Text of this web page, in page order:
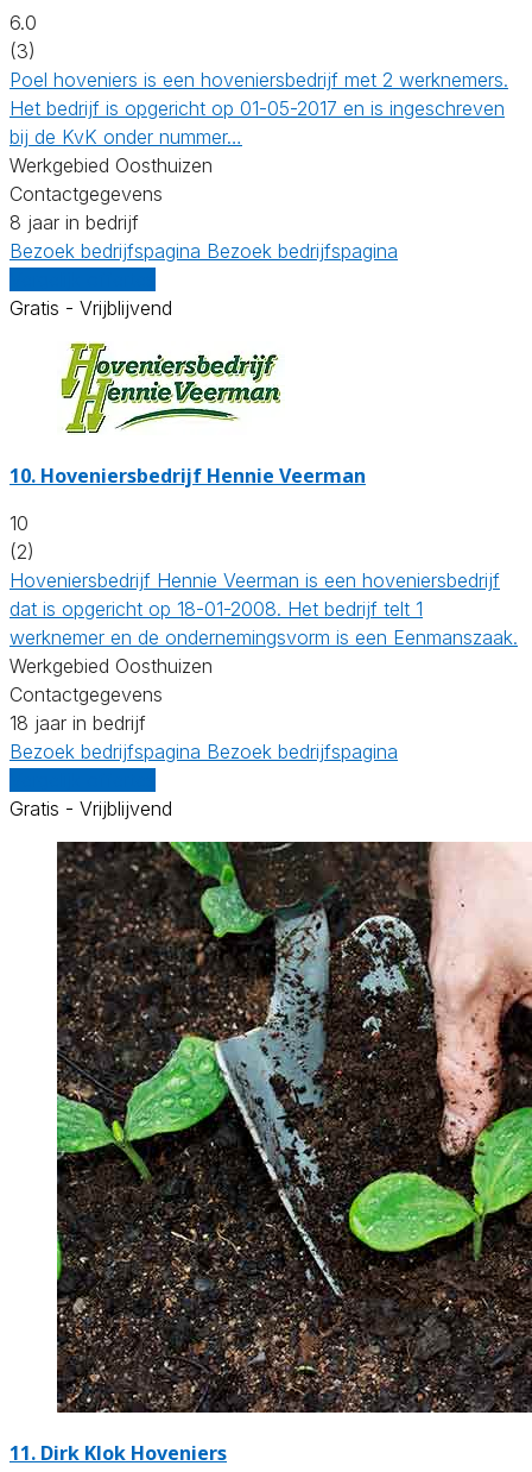
6.0
(3)
Poel hoveniers is een hoveniersbedrijf met 2 werknemers.
Het bedrijf is opgericht op 01-05-2017 en is ingeschreven
bij de KvK onder nummer…
Werkgebied Oosthuizen
Contactgegevens
8 jaar in bedrijf
Bezoek bedrijfspagina Bezoek bedrijfspagina
Gratis - Vrijblijvend
10. Hoveniersbedrijf Hennie Veerman
10
(2)
Hoveniersbedrijf Hennie Veerman is een hoveniersbedrijf
dat is opgericht op 18-01-2008. Het bedrijf telt 1
werknemer en de ondernemingsvorm is een Eenmanszaak.
Werkgebied Oosthuizen
Contactgegevens
18 jaar in bedrijf
Bezoek bedrijfspagina Bezoek bedrijfspagina
Gratis - Vrijblijvend
11. Dirk Klok Hoveniers